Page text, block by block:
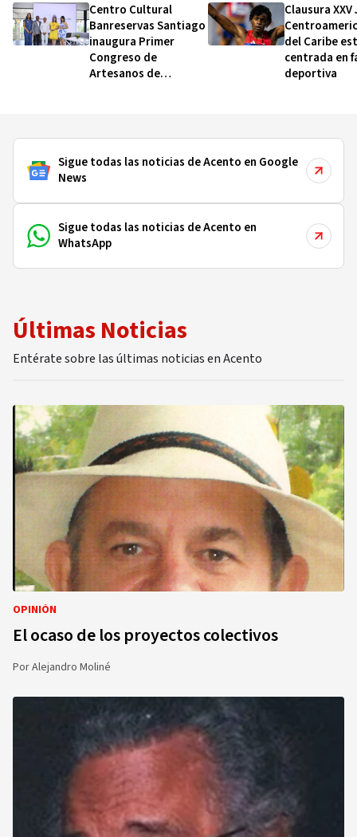
Centro Cultural
Banreservas Santiago
inaugura Primer
Congreso de
Artesanos de
Clausura
del Caribe
centrada en
deportiva
Sigue todas las noticias de Acento en Google
News
Sigue todas las noticias de Acento en
WhatsApp